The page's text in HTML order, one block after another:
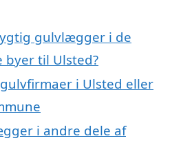
gulvlægger i de
til Ulsted?
i Ulsted eller
i andre dele af